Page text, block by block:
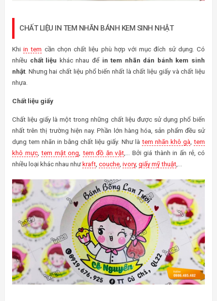
CHẤT LIỆU IN TEM NHÃN BÁNH KEM SINH NHẬT
Khiin tem cần chọn chất liệu phù hợp với mục đích sử dụng. Có
nhiều chất liệu khác nhau để in tem nhãn dán bánh kem sinh
nhật. Nhưng hai chất liệu phổ biến nhất là chất liệu giấy và chất liệu
nhựa.
Chất liệu giấy
Chất liệu giấy là một trong những chất liệu được sử dụng phổ biến
nhất trên thị trường hiện nay. Phần lớn hàng hóa, sản phẩm đều sử
dụng tem nhãn in bằng chất liệu giấy. Như là tem nhãn khô gà ,tem
khô mực,tem mật ong tem đồ ăn vặt ,… Bởi giá thành in ấn rẻ, có
nhiều loại khác nhau nhưkraft couche ivory, giấy mỹ thuật